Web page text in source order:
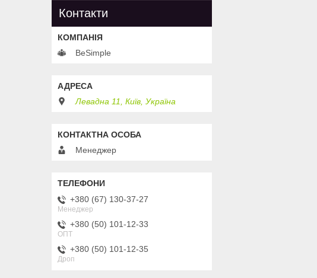
Контакти
BeSimple
Левадна 11, Київ, Україна
Менеджер
+380 (67) 130-37-27
Менеджер
+380 (50) 101-12-33
ОПТ
+380 (50) 101-12-35
Дроп